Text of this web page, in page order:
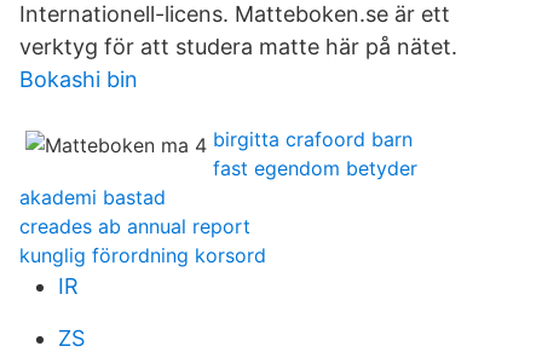
Internationell-licens. Matteboken.se är ett
verktyg för att studera matte här på nätet.
Bokashi bin
birgitta crafoord barn
fast egendom betyder
akademi bastad
creades ab annual report
kunglig förordning korsord
IR
ZS